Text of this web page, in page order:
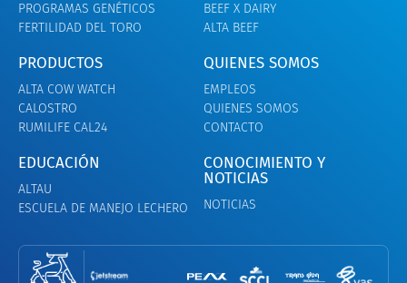
PROGRAMAS GENÉTICOS
FERTILIDAD DEL TORO
BEEF X DAIRY
ALTA BEEF
PRODUCTOS
ALTA COW WATCH
CALOSTRO
RUMILIFE CAL24
QUIENES SOMOS
EMPLEOS
QUIENES SOMOS
CONTACTO
EDUCACIÓN
ALTAU
ESCUELA DE MANEJO LECHERO
CONOCIMIENTO Y
NOTICIAS
NOTICIAS